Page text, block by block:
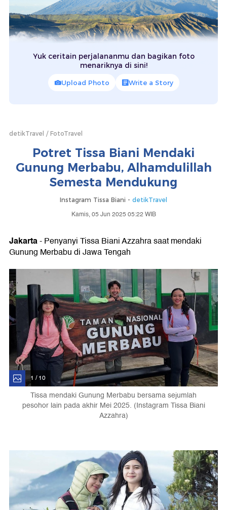
Yuk ceritain perjalananmu dan bagikan foto
menariknya di sini!
Upload Photo Write a Story
detikTravel FotoTravel
Potret Tissa Biani Mendaki
Gunung Merbabu, Alhamdulillah
Semesta Mendukung
Instagram Tissa Biani - detikTravel
Kamis, 05 Jun 2025 05:22 WIB
Jakarta- Penyanyi Tissa Biani Azzahra saat mendaki
Gunung Merbabu di Jawa Tengah
1 / 10
Tissa mendaki Gunung Merbabu bersama sejumlah
pesohor lain pada akhir Mei 2025. (Instagram Tissa Biani
Azzahra)